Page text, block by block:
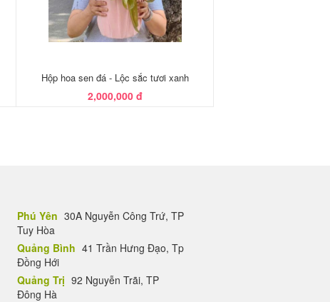
Hộp hoa sen đá - Lộc sắc tươi xanh
2,000,000 đ
Phú Yên 30A Nguyễn Công Trứ, TP
Tuy Hòa
Quảng Bình 41 Trần Hưng Đạo, Tp
Đồng Hới
Quảng Trị 92 Nguyễn Trãi, TP
Đông Hà